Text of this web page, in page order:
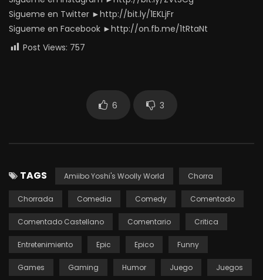
Sigueme en Twitter ►http://bit.ly/1EKLjFr
Sigueme en Facebook ►http://on.fb.me/1tRtaNt
Post Views: 757
6 3
TAGS Amiibo Yoshi's Woolly World Chorra
Chorrada Comedia Comedy Comentado
Comentado Castellano Comentario Critica
Entretenimiento Epic Epico Funny
Games Gaming Humor Juego Juegos